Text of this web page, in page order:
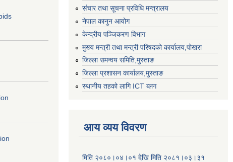
संचार तथा सूचना प्रविधि मन्त्रालय
नेपाल कानुन आयोग
केन्द्रीय पञ्जिकरण विभाग
मुख्य मन्त्री तथा मन्त्री परिषदको कार्यालय,पोखरा
जिल्ला समन्वय समिति,मुस्ताङ
जिल्ला प्रशासन कार्यालय,मुस्ताङ
स्थानीय तहको लागि ICT ब्लग
आय व्यय विवरण
मिति २०८०।०४।०१ देखि मिति २०८१।०३।३१